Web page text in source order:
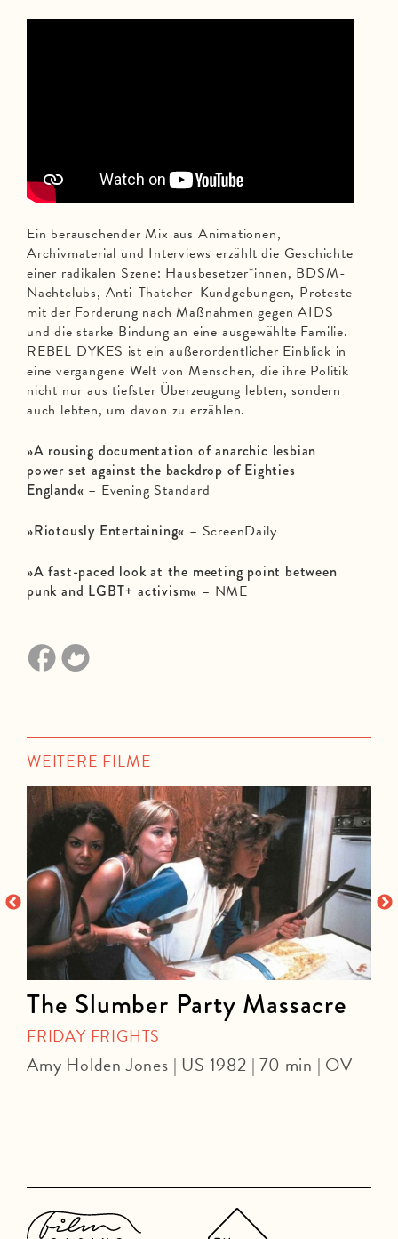
Ein berauschender Mix aus Animationen,
Archivmaterial und Interviews erzählt die Geschichte
einer radikalen Szene: Hausbesetzer*innen, BDSM-
Nachtclubs, Anti-Thatcher-Kundgebungen, Proteste
mit der Forderung nach Maßnahmen gegen AIDS
und die starke Bindung an eine ausgewählte Familie.
REBEL DYKES ist ein außerordentlicher Einblick in
eine vergangene Welt von Menschen, die ihre Politik
nicht nur aus tiefster Überzeugung lebten, sondern
auch lebten, um davon zu erzählen.
»A rousing documentation of anarchic lesbian
power set against the backdrop of Eighties
England« – Evening Standard
»Riotously Entertaining« – ScreenDaily
»A fast-paced look at the meeting point between
punk and LGBT+ activism« – NME
WEITERE FILME
The Slumber Party Massacre
FRIDAY FRIGHTS
Amy Holden Jones | US 1982 | 70 min | OV